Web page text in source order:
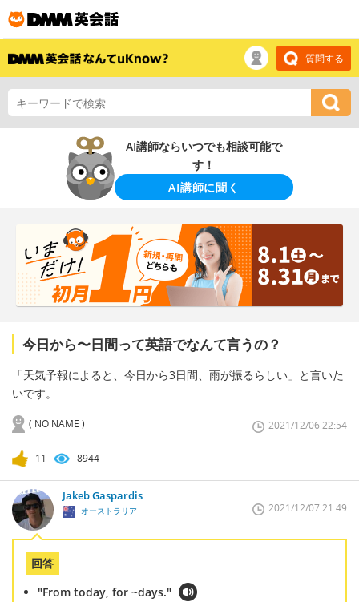
質問する
AI講師ならいつでも相談可能で
す！
AI講師に聞く
今日から〜日間って英語でなんて言うの？
「天気予報によると、今日から3日間、雨が振るらしい」と言いた
いです。
( NO NAME ) 2021/12/06 22:54
11 8944
Jakeb Gaspardis
オーストラリア 2021/12/07 21:49
回答
"From today, for ~days."